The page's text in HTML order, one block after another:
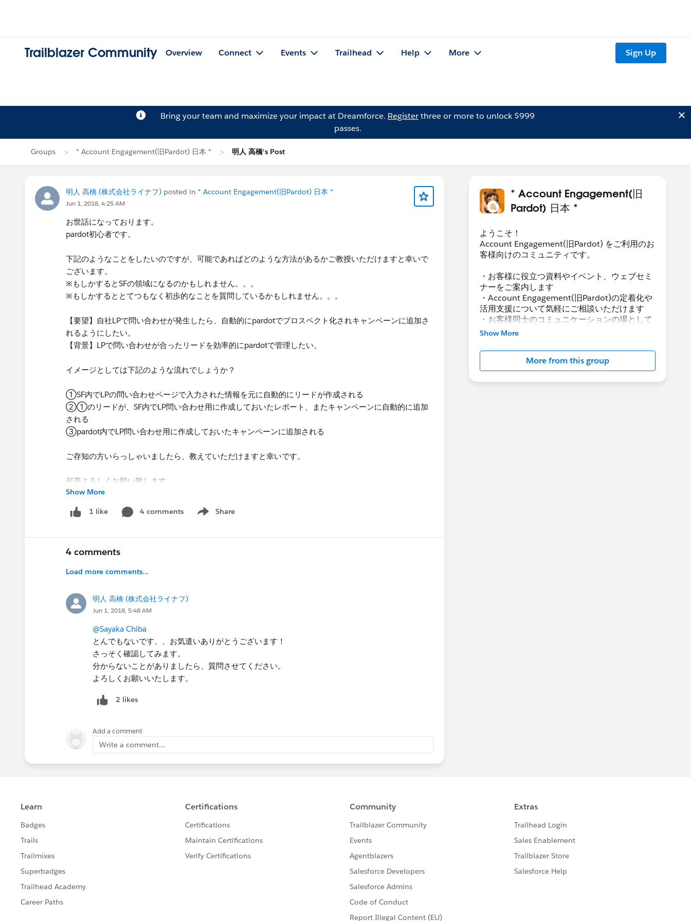
Trailblazer Community Overview Connect Events Trailhead Help More Sign Up
Bring your team and maximize your impact at Dreamforce. Registerthree or more to unlock $999
passes.
Groups * Account Engagement(旧Pardot) 日本 * 明人 高橋's Post
明人 高橋 (株式会社ライナフ) posted in * Account Engagement(旧Pardot) 日本 *
Jun 1, 2018, 4:25 AM
お世話になっております。
pardot初心者です。
下記のようなことをしたいのですが、可能であればどのような方法があるかご教授いただけますと幸いで
ございます。
※もしかするとSFの領域になるのかもしれません。。。
※もしかするととてつもなく初歩的なことを質問しているかもしれません。。。
【要望】自社LPで問い合わせが発生したら、自動的にpardotでプロスペクト化されキャンペーンに追加さ
れるようにしたい。
【背景】LPで問い合わせが合ったリードを効率的にpardotで管理したい。
イメージとしては下記のような流れでしょうか？
①SF内でLPの問い合わせページで入力された情報を元に自動的にリードが作成される
②①のリードが、SF内でLP問い合わせ用に作成しておいたレポート、またキャンペーンに自動的に追加
される
③pardot内でLP問い合わせ用に作成しておいたキャンペーンに追加される
ご存知の方いらっしゃいましたら、教えていただけますと幸いです。
何卒よろしくお願い致します。
takahashi
Show More
1 like 4 comments Share
Show menu
4 comments
Load more comments...
明人 高橋 (株式会社ライナフ)
Jun 1, 2018, 5:48 AM
@Sayaka Chiba
とんでもないです、、お気遣いありがとうございます！
さっそく確認してみます。
分からないことがありましたら、質問させてください。
よろしくお願いいたします。
2 likes
Add a comment
Write a comment...
* Account Engagement(旧
Pardot) 日本 *
ようこそ！
Account Engagement(旧Pardot) をご利用のお
客様向けのコミュニティです。
・お客様に役立つ資料やイベント、ウェブセミ
ナーをご案内します
・Account Engagement(旧Pardot)の定着化や
活用支援について気軽にご相談いただけます
・お客様同士のコミュニケーションの場として
活用いただけます
Account Engagement(旧Pardot)に関する総合
コミュニティとしてお役立てください！
https://www.salesforce.com/jp/products/par
Show More
More from this group